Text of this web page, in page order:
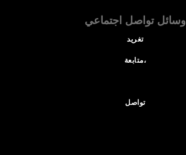
وسائل تواصل اجتماعي
تغريد
متابعة،
تواصل